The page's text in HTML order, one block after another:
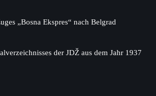
„Bosna Ekspres“ nach Belgrad
der JDŽ aus dem Jahr 1937